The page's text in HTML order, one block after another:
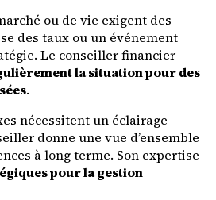
ou de vie exigent des
des taux ou un événement
Le conseiller financier
la situation pour des
.
nécessitent un éclairage
donne une vue d’ensemble
à long terme. Son expertise
pour la gestion